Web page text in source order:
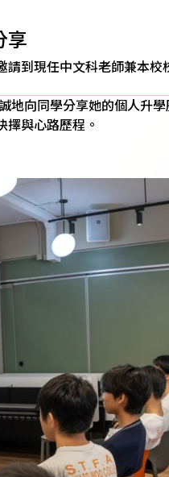
享
到現任中文科老師兼本
地向同學分享她的個人升
與心路歷程。